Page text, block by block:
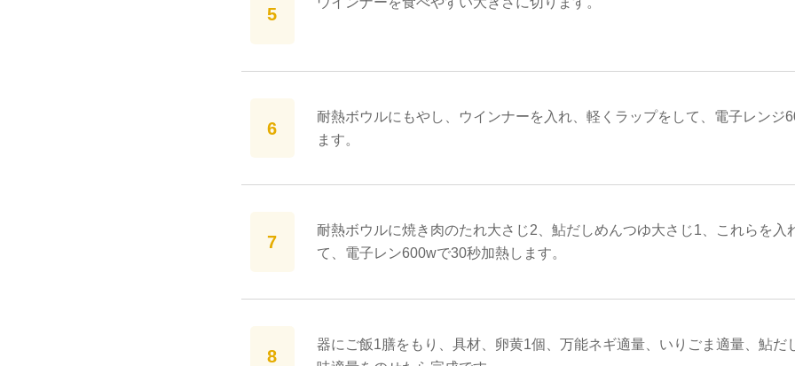
耐熱ボウルにもやし、ウインナーを入れ、軽くラップをして、電子レンジ
ます。
耐熱ボウルに焼き肉のたれ大さじ2、鮎だしめんつゆ大さじ1、これらを入
て、電子レン600wで30秒加熱します。
器にご飯1膳をもり、具材、卵黄1個、万能ネギ適量、いりごま適量、鮎だ